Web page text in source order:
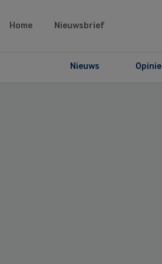
Home Nieuwsbrief
Nieuws Opinie